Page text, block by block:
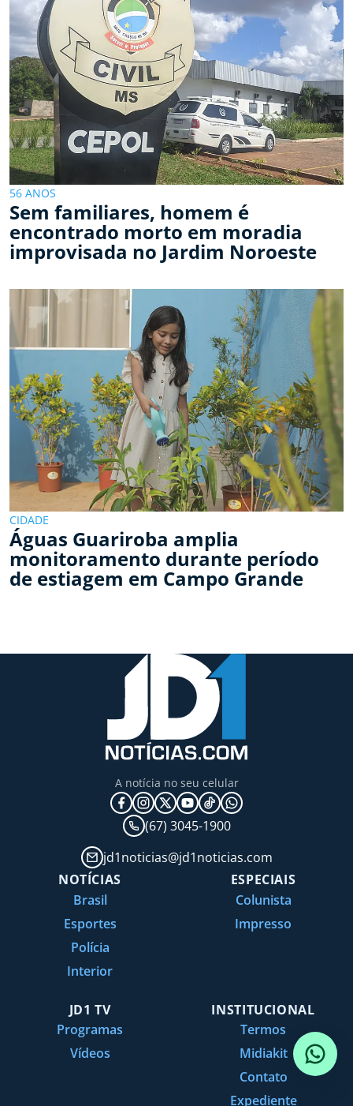
56 ANOS
Sem familiares, homem é
encontrado morto em moradia
improvisada no Jardim Noroeste
CIDADE
Águas Guariroba amplia
monitoramento durante período
de estiagem em Campo Grande
A notícia no seu celular
(67) 3045-1900
jd1noticias@jd1noticias.com
NOTÍCIAS
Brasil
Esportes
Polícia
Interior
ESPECIAIS
Colunista
Impresso
JD1 TV
Programas
Vídeos
INSTITUCIONAL
Termos
Midiakit
Contato
Expediente